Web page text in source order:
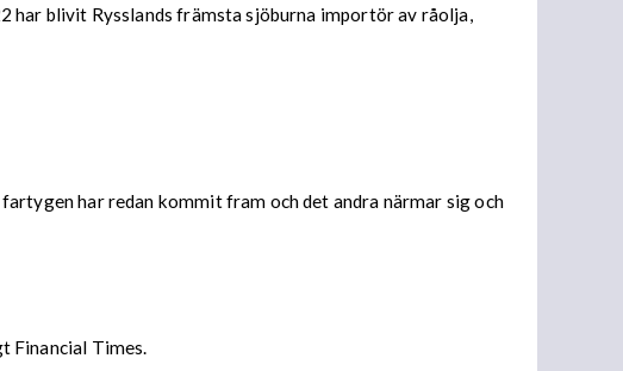
har blivit Rysslands främsta sjöburna importör av råolja,
har redan kommit fram och det andra närmar sig och
Financial Times.